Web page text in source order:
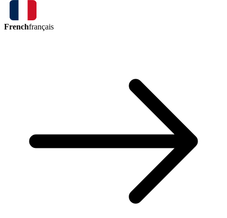
Frenchfrançais